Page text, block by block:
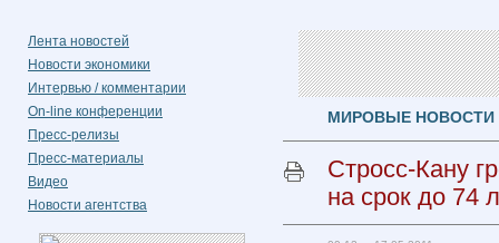
Лента новостей
Новости экономики
Интервью / комментарии
On-line конференции
Пресс-релизы
Пресс-материалы
Видео
Новости агентства
МИРОВЫЕ НОВОСТИ
Стросс-Кану
на срок до 74